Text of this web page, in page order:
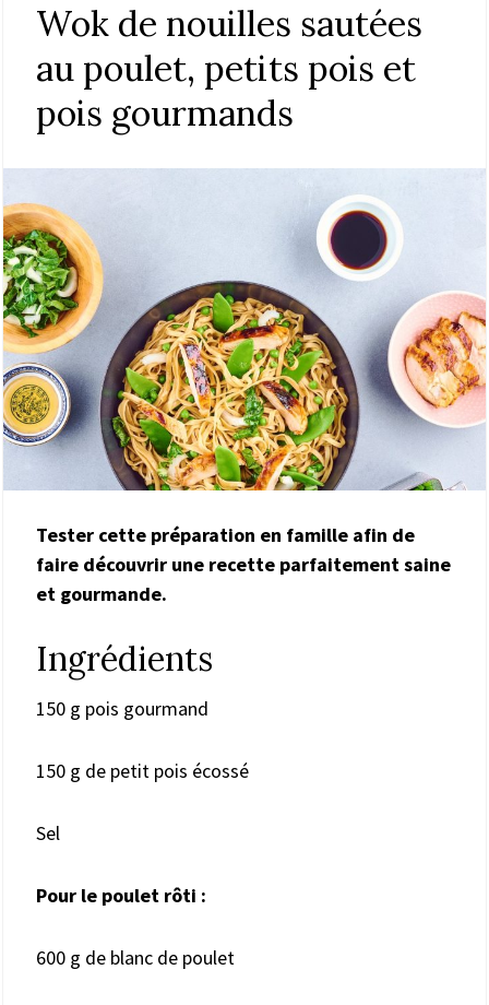
Wok de nouilles sautées
au poulet, petits pois et
pois gourmands
Tester cette préparation en famille afin de
faire découvrir une recette parfaitement saine
et gourmande.
Ingrédients
150 g pois gourmand
150 g de petit pois écossé
Sel
Pour le poulet rôti :
600 g de blanc de poulet